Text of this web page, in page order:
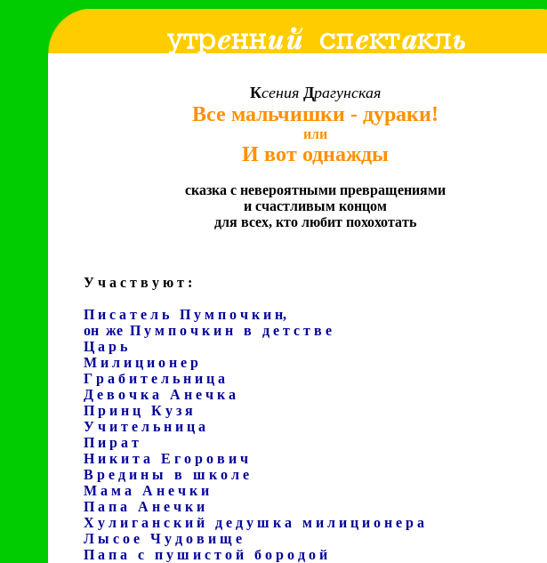
Ксения Драгунская
Все мальчишки - дураки!
или
И вот однажды
сказка с невероятными превращениями
и счастливым концом
для всех, кто любит похохотать
У ч а с т в у ю т :
П и с а т е л ь П у м п о ч к и н,
он же П у м п о ч к и н в д е т с т в е
Ц а р ь
М и л и ц и о н е р
Г р а б и т е л ь н и ц а
Д е в о ч к а А н е ч к а
П р и н ц К у з я
У ч и т е л ь н и ц а
П и р а т
Н и к и т а Е г о р о в и ч
В р е д и н ы в ш к о л е
М а м а А н е ч к и
П а п а А н е ч к и
Х у л и г а н с к и й д е д у ш к а м и л и ц и о н е р а
Л ы с о е Ч у д о в и щ е
П а п а с п у ш и с т о й б о р о д о й